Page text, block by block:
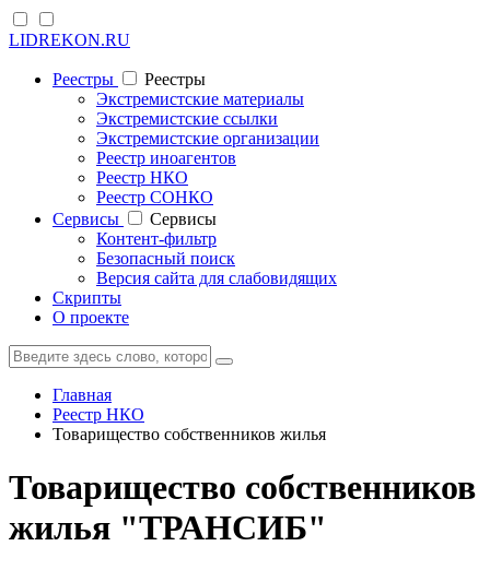
LIDREKON.RU
Реестры
Реестры
Экстремистские материалы
Экстремистские ссылки
Экстремистские организации
Реестр иноагентов
Реестр НКО
Реестр СОНКО
Cервисы
Cервисы
Контент-фильтр
Безопасный поиск
Версия сайта для слабовидящих
Скрипты
О проекте
Главная
Реестр НКО
Товарищество собственников жилья
Товарищество собственников
жилья "ТРАНСИБ"